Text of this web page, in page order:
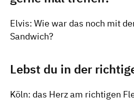
Elvis: Wie war das noch mit
Sandwich?
Lebst du in der
Köln: das Herz am richtigen